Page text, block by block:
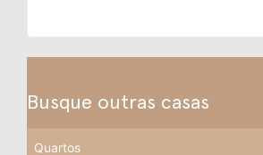
Busque outras casas